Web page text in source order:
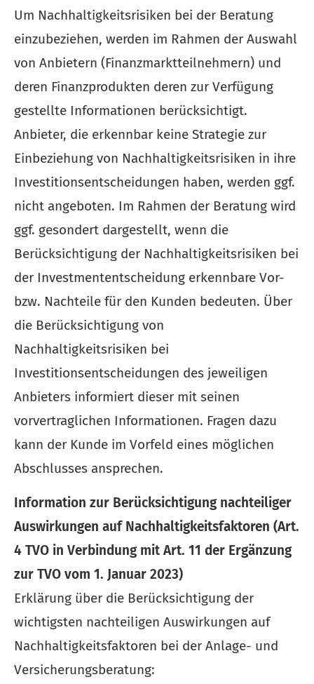
Um Nachhaltigkeitsrisiken bei der Beratung
einzubeziehen, werden im Rahmen der Auswahl
von Anbietern (Finanzmarktteilnehmern) und
deren Finanzprodukten deren zur Verfügung
gestellte Informationen berücksichtigt.
Anbieter, die erkennbar keine Strategie zur
Einbeziehung von Nachhaltigkeitsrisiken in ihre
Investitionsentscheidungen haben, werden ggf.
nicht angeboten. Im Rahmen der Beratung wird
ggf. gesondert dargestellt, wenn die
Berücksichtigung der Nachhaltigkeitsrisiken bei
der Investmententscheidung erkennbare Vor-
bzw. Nachteile für den Kunden bedeuten. Über
die Berücksichtigung von
Nachhaltigkeitsrisiken bei
Investitionsentscheidungen des jeweiligen
Anbieters informiert dieser mit seinen
vorvertraglichen Informationen. Fragen dazu
kann der Kunde im Vorfeld eines möglichen
Abschlusses ansprechen.
Information zur Berücksichtigung nachteiliger
Auswirkungen auf Nachhaltigkeitsfaktoren (Art.
4 TVO in Verbindung mit Art. 11 der Ergänzung
zur TVO vom 1. Januar 2023)
Erklärung über die Berücksichtigung der
wichtigsten nachteiligen Auswirkungen auf
Nachhaltigkeitsfaktoren bei der Anlage- und
Versicherungsberatung: